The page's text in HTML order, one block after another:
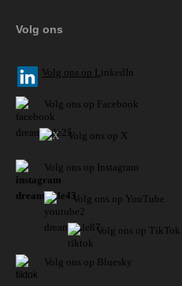
Volg ons
Volg ons op L inkedIn
Volg ons op Facebook
Volg ons op X
Volg ons op Instagram
Volg ons op YouTube
Volg ons op TikTok
Volg ons op Bluesky